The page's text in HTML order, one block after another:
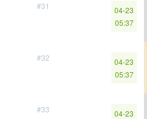
#31
04-23
05:37
#32
04-23
05:37
#33
04-23